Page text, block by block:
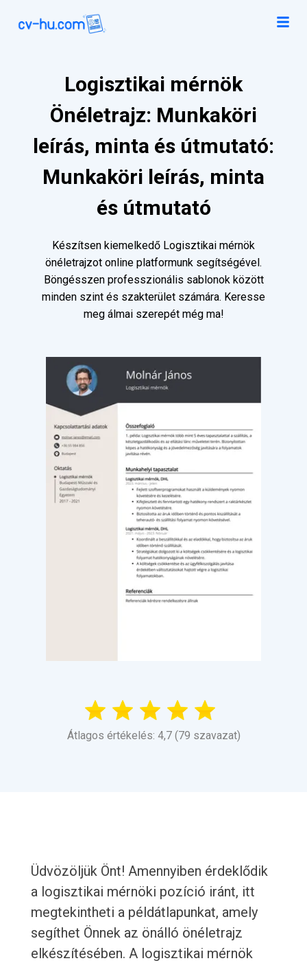
Logisztikai mérnök
Önéletrajz: Munkaköri
leírás, minta és útmutató:
Munkaköri leírás, minta
és útmutató
Készítsen kiemelkedő Logisztikai mérnök
önéletrajzot online platformunk segítségével.
Böngésszen professzionális sablonok között
minden szint és szakterület számára. Keresse
meg álmai szerepét még ma!
Átlagos értékelés: 4,7 (79 szavazat)
Üdvözöljük Önt! Amennyiben érdeklődik
a logisztikai mérnöki pozíció iránt, itt
megtekintheti a példátlapunkat, amely
segíthet Önnek az önálló önéletrajz
elkészítésében. A logisztikai mérnök